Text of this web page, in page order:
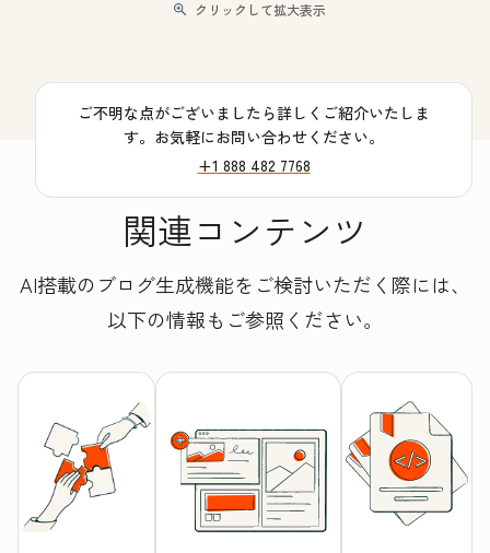
クリックして拡大表示
ご不明な点がございましたら詳しくご紹介いたしま
す。お気軽にお問い合わせください。
+1 888 482 7768
関連コンテンツ
AI搭載のブログ生成機能をご検討いただく際には、
以下の情報もご参照ください。